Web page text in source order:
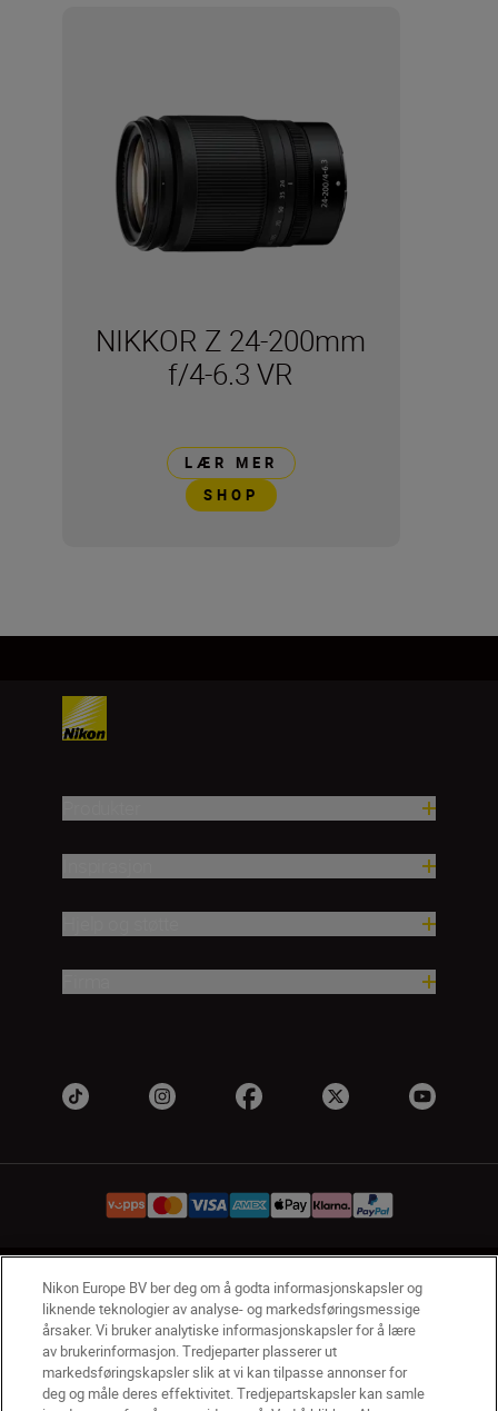
NIKKOR Z 24-200mm
f/4-6.3 VR
LÆR MER
SHOP
NO Nikon Sites
Kontakt oss Personvernerklæring
Bruksvilkår
Vilkår og betingelser for Nikon Store
Erklæring Om Informasjonskapsler
Tilgjengelighet
Innstillinger for informasjonskapsler
Nikon Europe BV ber deg om å godta informasjonskapsler og
liknende teknologier av analyse- og markedsføringsmessige
årsaker. Vi bruker analytiske informasjonskapsler for å lære
av brukerinformasjon. Tredjeparter plasserer ut
markedsføringskapsler slik at vi kan tilpasse annonser for
deg og måle deres effektivitet. Tredjepartskapsler kan samle